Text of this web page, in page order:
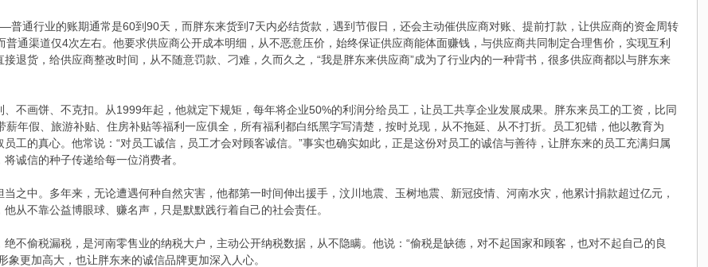
通行业的账期通常是60到90天，而胖东来货到7天内必结货款，遇到节假日，还会主动催供应商对账、提前打款，让供应商的资金周转
通渠道仅4次左右。他要求供应商公开成本明细，从不恶意压价，始终保证供应商能体面赚钱，与供应商共同制定合理售价，实现互利
退货，给供应商整改时间，从不随意罚款、刁难，久而久之，“我是胖东来供应商”成为了行业内的一种背书，很多供应商都以与胖东来
不画饼、不克扣。从1999年起，他就定下规矩，每年将企业50%的利润分给员工，让员工共享企业发展成果。胖东来员工的工资，比同
年假、旅游补贴、住房补贴等福利一应俱全，所有福利都白纸黑字写清楚，按时兑现，从不拖延、从不打折。员工犯错，他以教育为
工的真心。他常说：“对员工诚信，员工才会对顾客诚信。”事实也确实如此，正是这份对员工的诚信与善待，让胖东来的员工充满归属
诚信的种子传递给每一位消费者。
之中。多年来，无论遭遇何种自然灾害，他都第一时间伸出援手，汶川地震、玉树地震、新冠疫情、河南水灾，他累计捐款超过亿元，
从不靠公益博眼球、赚名声，只是默默践行着自己的社会责任。
不偷税漏税，是河南零售业的纳税大户，主动公开纳税数据，从不隐瞒。他说：“偷税是缺德，对不起国家和顾客，也对不起自己的良
象更加高大，也让胖东来的诚信品牌更加深入人心。